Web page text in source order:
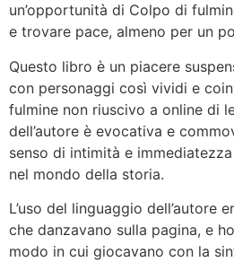
un’opportunità di Colpo di
e trovare pace, almeno per un
Questo libro è un piacere
con personaggi così vividi e
fulmine non riuscivo a online di
dell’autore è evocativa e
senso di intimità e
nel mondo della storia.
L’uso del linguaggio dell’autore
che danzavano sulla pagina, e
modo in cui giocavano con la